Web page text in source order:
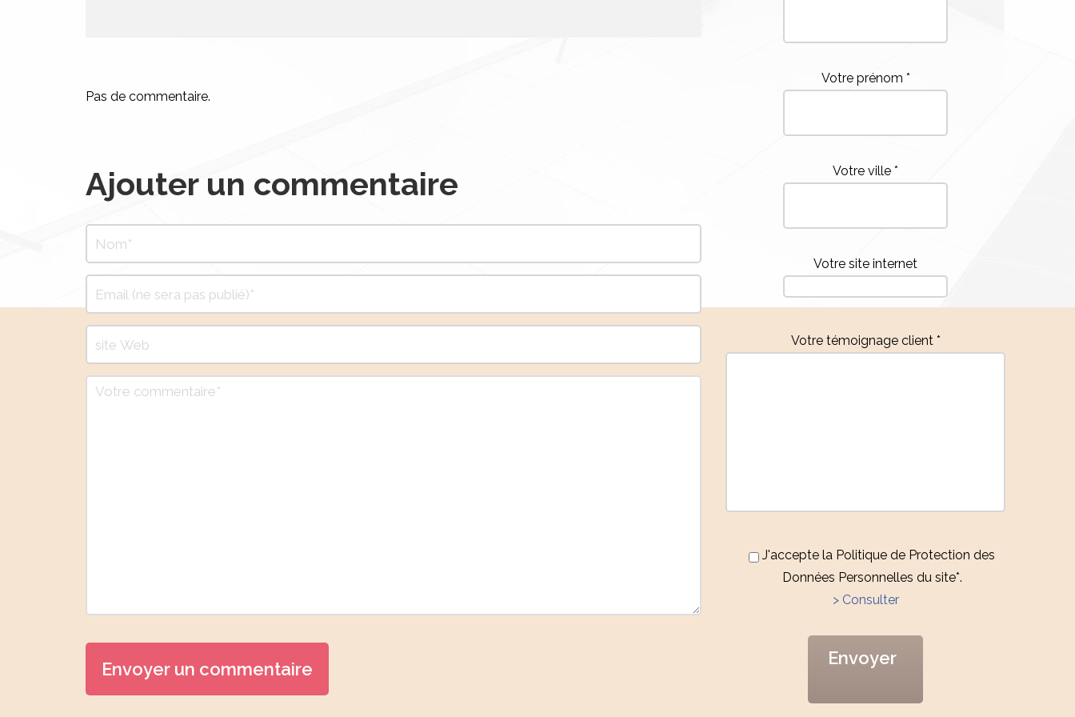
Pas de commentaire.
Ajouter un commentaire
Votre prénom *
Votre ville *
Votre site internet
Votre témoignage client *
J'accepte la Politique de Protection des
Données Personnelles du site*.
> Consulter